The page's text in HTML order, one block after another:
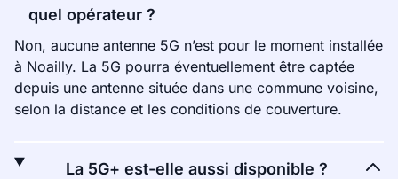
quel opérateur ?
Non, aucune antenne 5G n’est pour le moment installée
à Noailly. La 5G pourra éventuellement être captée
depuis une antenne située dans une commune voisine,
selon la distance et les conditions de couverture.
La 5G+ est-elle aussi disponible ?